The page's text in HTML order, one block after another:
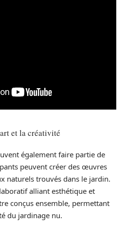
et la créativité
également faire partie de
peuvent créer des œuvres
naturels trouvés dans le jardin.
alliant esthétique et
conçus ensemble, permettant
du jardinage nu.